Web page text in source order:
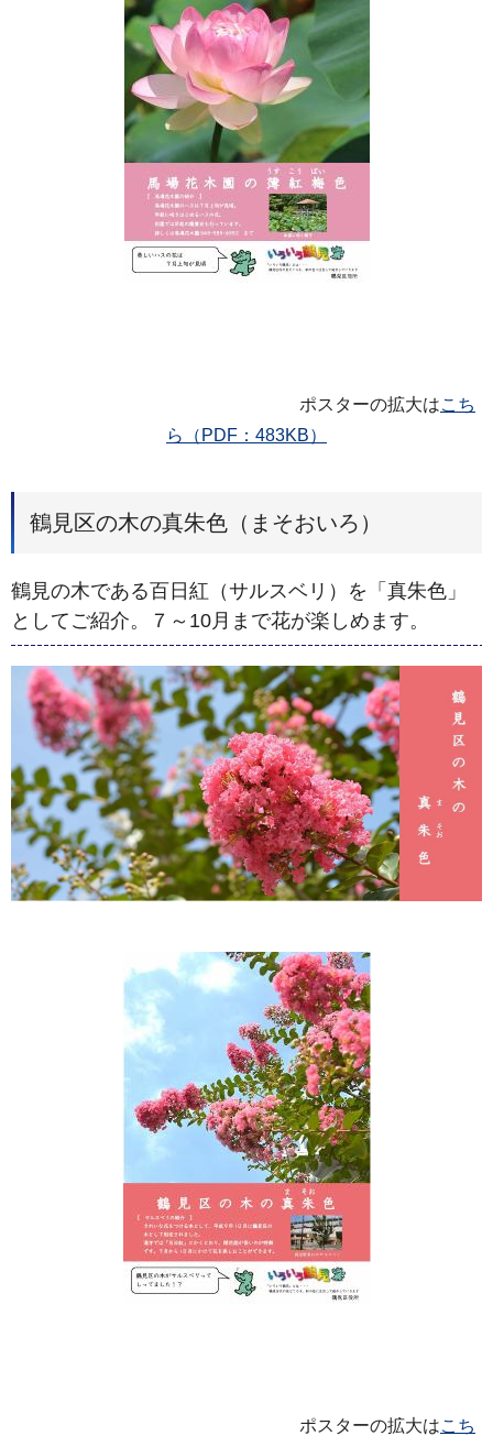
ポスターの拡大はこち
ら（PDF：483KB）
鶴見区の木の真朱色（まそおいろ）
鶴見の木である百日紅（サルスベリ）を「真朱色」
としてご紹介。７～10月まで花が楽しめます。
ポスターの拡大はこち